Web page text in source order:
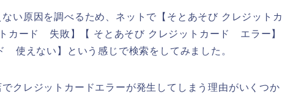
い原因を調べるため、ネットで【そとあそび クレジットカ
カード 失敗】【 そとあそび クレジットカード エラー】
使えない】という感じで検索をしてみました。
クレジットカードエラーが発生してしまう理由がいくつか